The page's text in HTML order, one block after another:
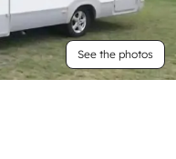
See the photos